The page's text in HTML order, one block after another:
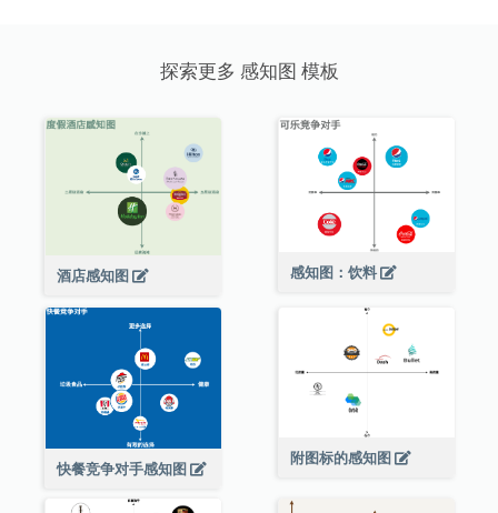
探索更多 感知图 模板
酒店感知图 感知图：饮料
快餐竞争对手感知图
附图标的感知图